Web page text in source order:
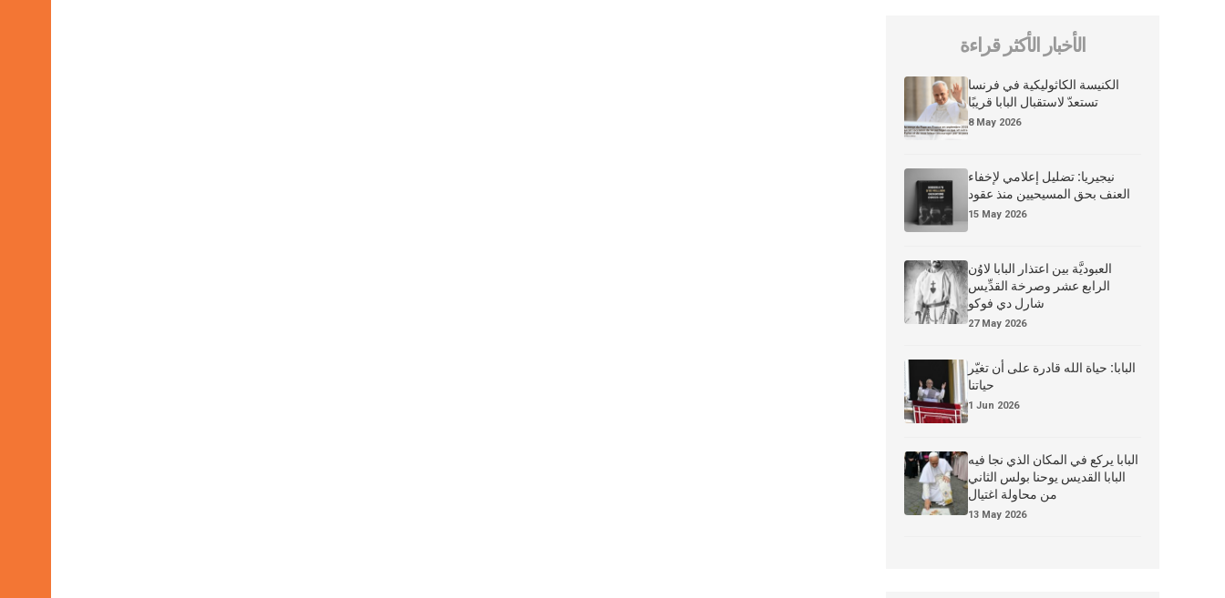
الأخبار الأكثر قراءة
الكنيسة الكاثوليكية في فرنسا
تستعدّ لاستقبال البابا قريبًا
8 May 2026
نيجيريا: تضليل إعلامي لإخفاء
العنف بحق المسيحيين منذ عقود
15 May 2026
العبوديَّة بين اعتذار البابا لاوُن
الرابع عشر وصرخة القدِّيس
شارل دي فوكو
27 May 2026
البابا: حياة الله قادرة على أن تغيّر
حياتنا
1 Jun 2026
البابا يركع في المكان الذي نجا فيه
البابا القديس يوحنا بولس الثاني
من محاولة اغتيال
13 May 2026